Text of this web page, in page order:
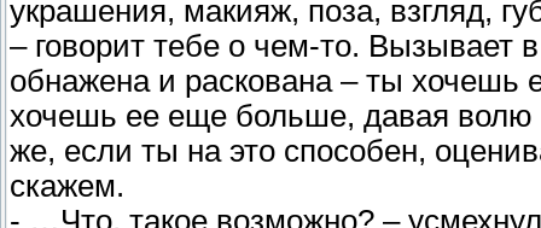
украшения, макияж, поза, взгляд,
– говорит тебе о чем-то. Вызывает
обнажена и раскована – ты хочешь
хочешь ее еще больше, давая
же, если ты на это способен,
скажем.
- …Что, такое возможно? –